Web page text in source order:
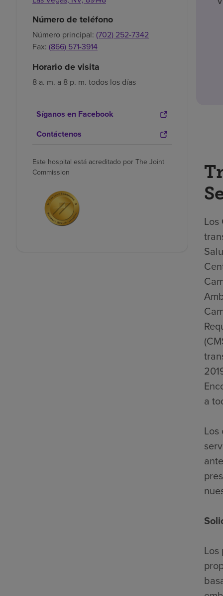
Número de teléfono
Número principal: (702) 252-7342
Fax: (866) 571-3914
Horario de visita
8 a. m. a 8 p. m. todos los días
Síganos en Facebook
Contáctenos
Este hospital está acreditado por The Joint
Commission
a